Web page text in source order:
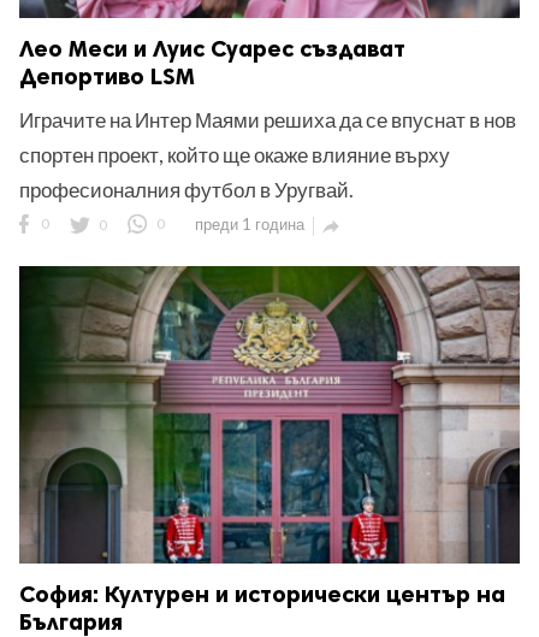
Лео Меси и Луис Суарес създават
Депортиво LSM
Играчите на Интер Маями решиха да се впуснат в нов
спортен проект, който ще окаже влияние върху
професионалния футбол в Уругвай.
0 0 0 преди 1 година 
София: Културен и исторически център на
България